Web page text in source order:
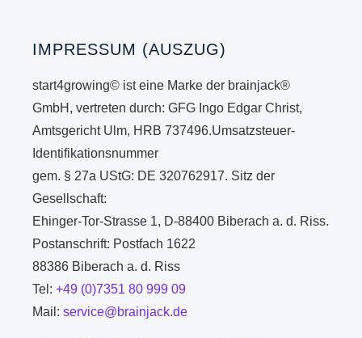
IMPRESSUM (AUSZUG)
start4growing© ist eine Marke der brainjack®
GmbH, vertreten durch: GFG Ingo Edgar Christ,
Amtsgericht Ulm, HRB 737496.Umsatzsteuer-
Identifikationsnummer
gem. § 27a UStG: DE 320762917. Sitz der
Gesellschaft:
Ehinger-Tor-Strasse 1, D-88400 Biberach a. d. Riss.
Postanschrift: Postfach 1622
88386 Biberach a. d. Riss
Tel:+49 (0)7351 80 999 09
Mail:service@brainjack.de